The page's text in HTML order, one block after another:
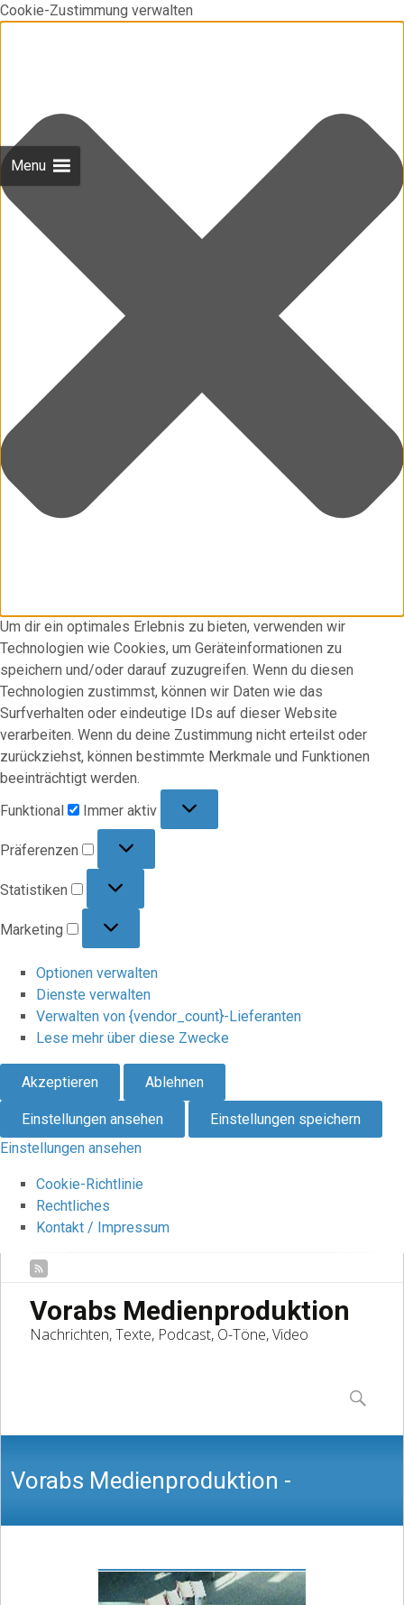
Cookie-Zustimmung verwalten
Um dir ein optimales Erlebnis zu bieten, verwenden wir
Technologien wie Cookies, um Geräteinformationen zu
speichern und/oder darauf zuzugreifen. Wenn du diesen
Technologien zustimmst, können wir Daten wie das
Surfverhalten oder eindeutige IDs auf dieser Website
verarbeiten. Wenn du deine Zustimmung nicht erteilst oder
zurückziehst, können bestimmte Merkmale und Funktionen
beeinträchtigt werden.
Funktional
Immer aktiv
Präferenzen
Statistiken
Marketing
Optionen verwalten
Dienste verwalten
Verwalten von {vendor_count}-Lieferanten
Lese mehr über diese Zwecke
Akzeptieren Ablehnen
Einstellungen ansehen
Einstellungen speichern
Einstellungen ansehen
Cookie-Richtlinie
Rechtliches
Kontakt / Impressum
Vorabs Medienproduktion
Nachrichten, Texte, Podcast, O-Töne, Video
Menu
content
Suchen
nach:
Vorabs Medienproduktion -
Nachrichten, Texte, Podcast, O-Töne,